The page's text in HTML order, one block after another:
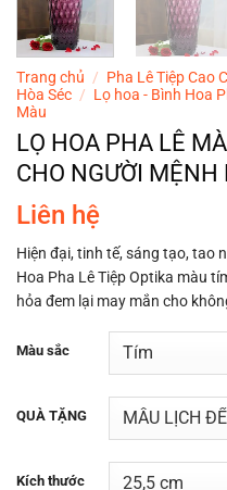
Trang chủ / Pha Lê Tiệp Cao
Hòa Séc / Lọ hoa - Bình Hoa
Màu
LỌ HOA PHA LÊ
CHO NGƯỜI MỆNH
Liên hệ
Hiện đại, tinh tế, sáng tạo, tao
Hoa Pha Lê Tiệp Optika màu
hỏa đem lại may mắn cho
Màu sắc
QUÀ TẶNG
Kích thước